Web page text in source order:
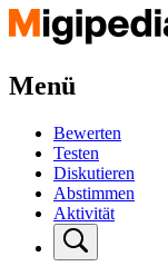
Menü
Bewerten
Testen
Diskutieren
Abstimmen
Aktivität